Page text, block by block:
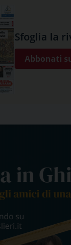
Sfoglia la
Abbonati